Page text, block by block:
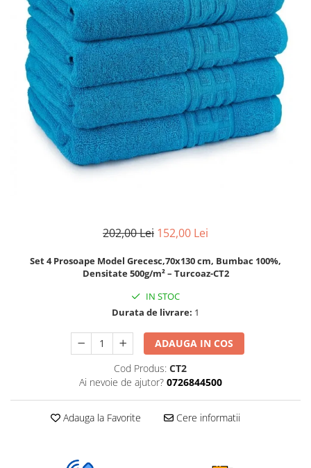
Lenjerii Creponate
Lenjerii de finet Iprimate Digital
Lenjerii de pat Bumbac 100%
Lenjerii de pat Finet + 2 Draperii
Lenjerii de pat Saten 4 piese cu
elastic
202,00 Lei 152,00 Lei
Set 4 Prosoape Model Grecesc,70x130 cm, Bumbac 100%,
Densitate 500g/m² – Turcoaz-CT2
IN STOC
Durata de livrare: 1
ADAUGA IN COS
Cod Produs: CT2
Ai nevoie de ajutor? 0726844500
Adauga la Favorite Cere informatii